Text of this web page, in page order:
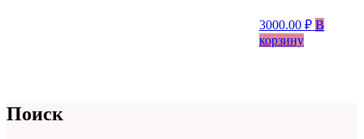
3000.00 ₽ В
корзину
Поиск